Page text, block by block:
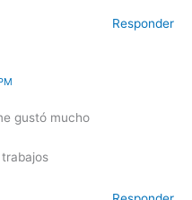
Responder
gustó mucho